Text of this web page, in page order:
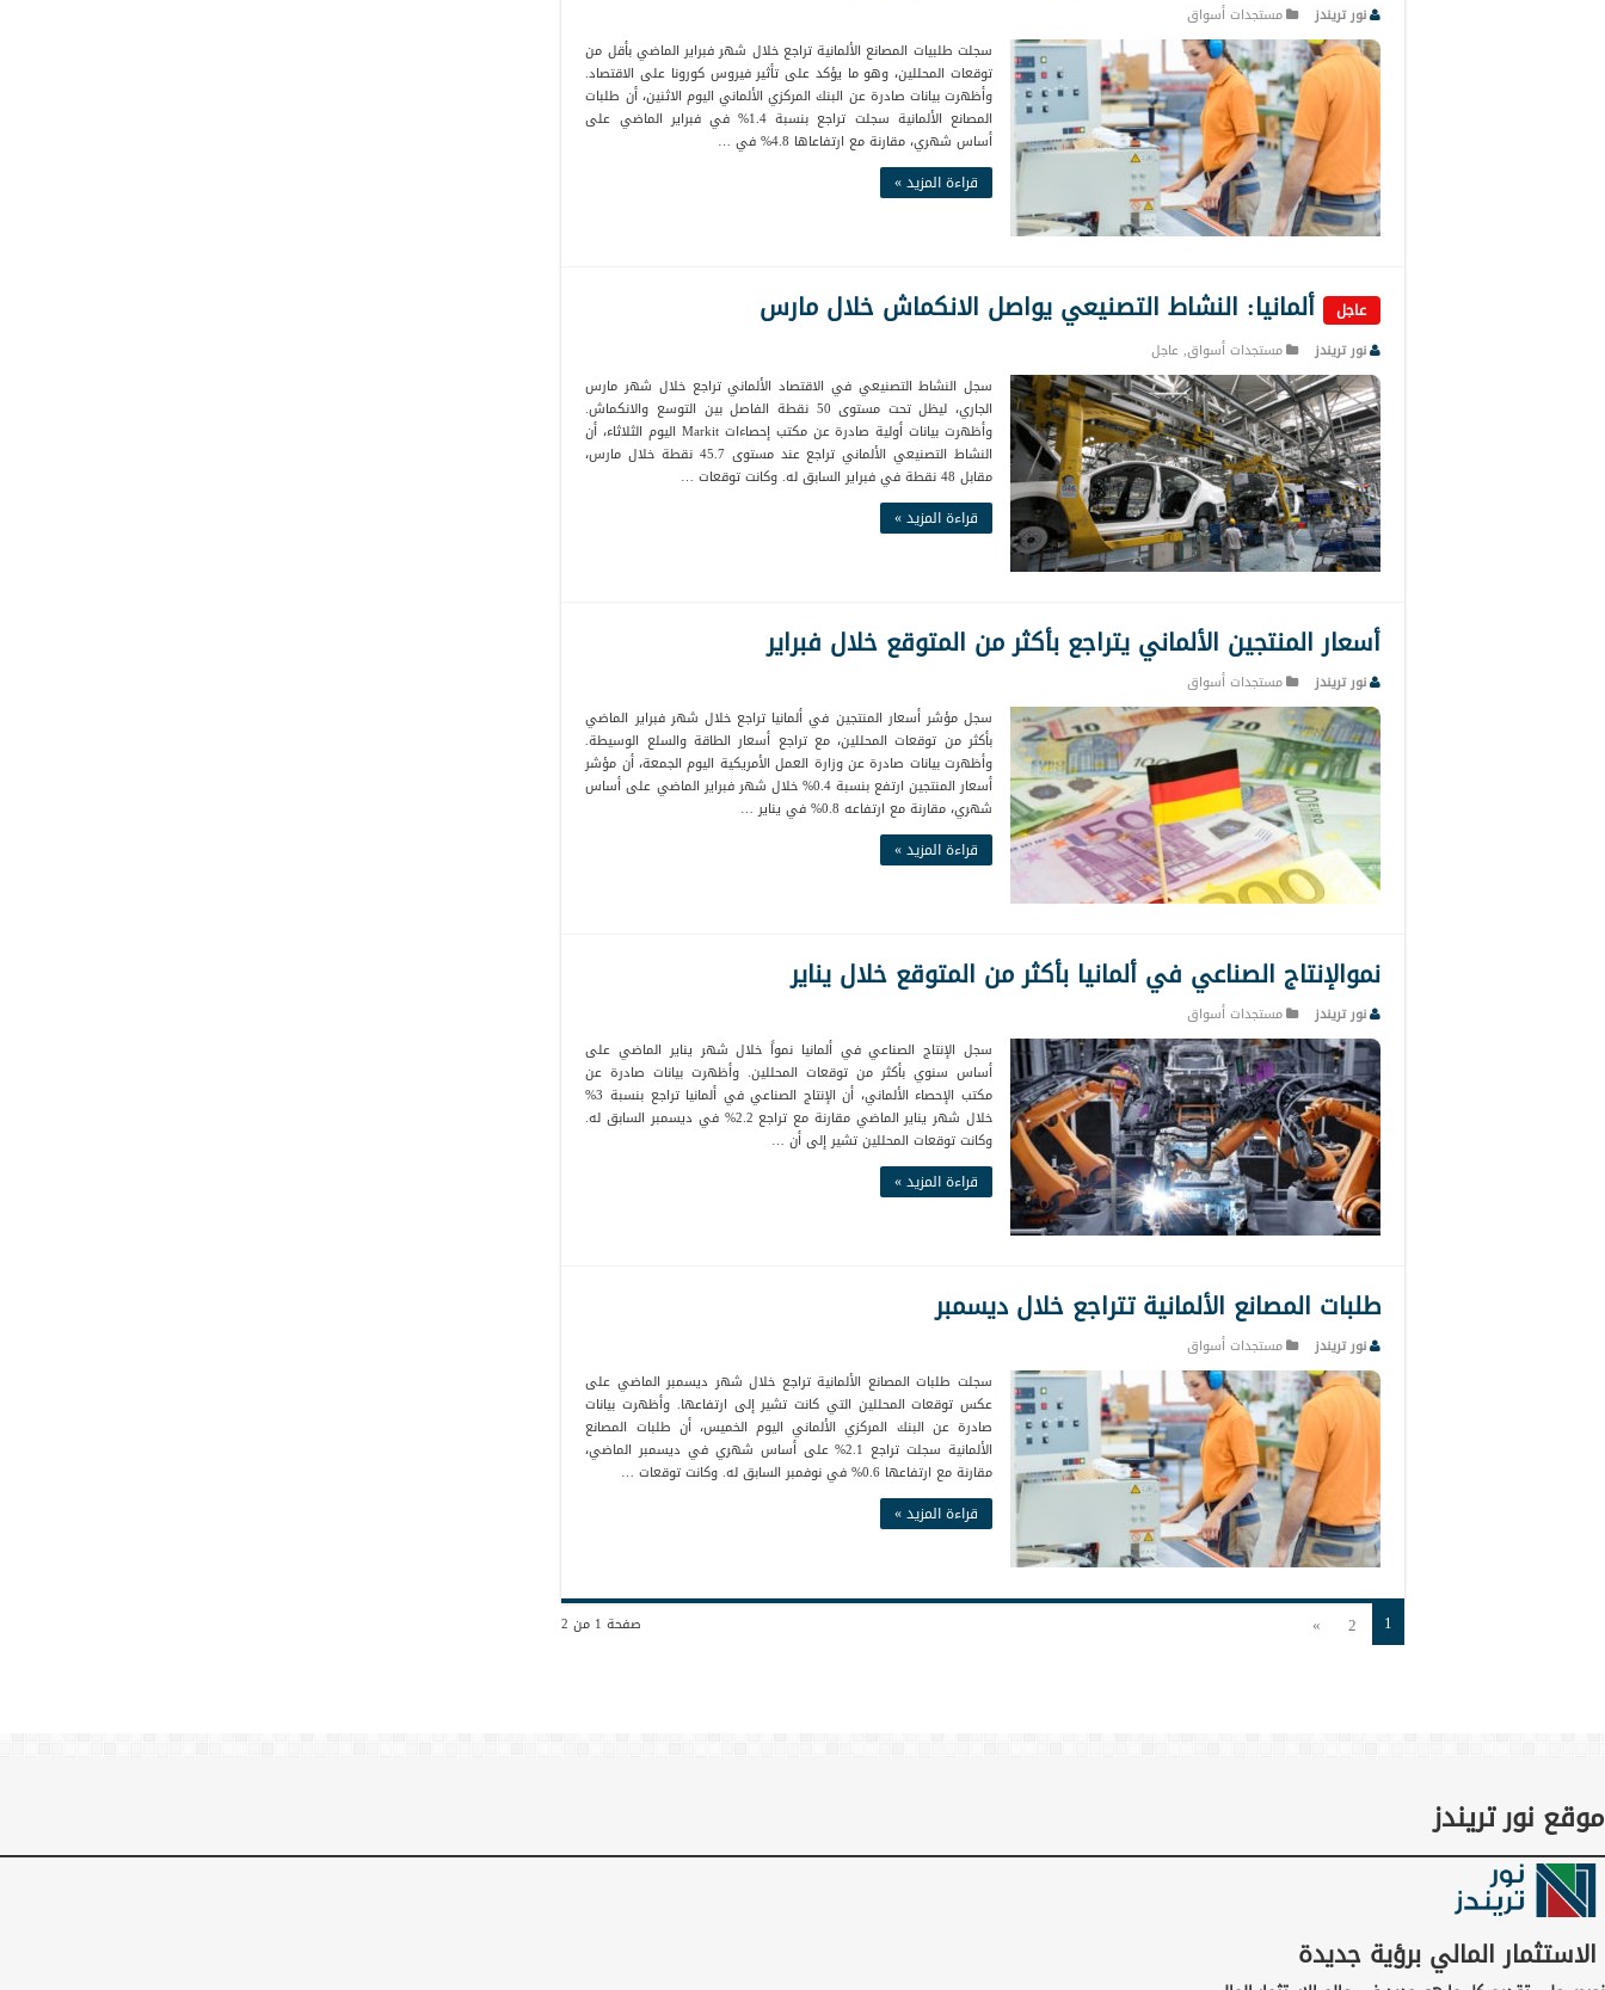
نور تريندز
مستجدات أسواق
سجلت طلبيات المصانع الألمانية تراجع خلال شهر فبراير الماضي بأقل من
توقعات المحللين، وهو ما يؤكد على تأثير فيروس كورونا على الاقتصاد.
وأظهرت بيانات صادرة عن البنك المركزي الألماني اليوم الاثنين، أن طلبات
المصانع الألمانية سجلت تراجع بنسبة 1.4% في فبراير الماضي على
أساس شهري، مقارنة مع ارتفاعاها 4.8% في …
قراءة المزيد »
عاجل ألمانيا: النشاط التصنيعي يواصل الانكماش خلال مارس
نور تريندز مستجدات أسواق, عاجل
سجل النشاط التصنيعي في الاقتصاد الألماني تراجع خلال شهر مارس
الجاري، ليظل تحت مستوى 50 نقطة الفاصل بين التوسع والانكماش.
وأظهرت بيانات أولية صادرة عن مكتب إحصاءات Markit اليوم الثلاثاء، أن
النشاط التصنيعي الألماني تراجع عند مستوى 45.7 نقطة خلال مارس،
مقابل 48 نقطة في فبراير السابق له. وكانت توقعات …
قراءة المزيد »
أسعار المنتجين الألماني يتراجع بأكثر من المتوقع خلال فبراير
نور تريندز
مستجدات أسواق
سجل مؤشر أسعار المنتجين في ألمانيا تراجع خلال شهر فبراير الماضي
بأكثر من توقعات المحللين، مع تراجع أسعار الطاقة والسلع الوسيطة.
وأظهرت بيانات صادرة عن وزارة العمل الأمريكية اليوم الجمعة، أن مؤشر
أسعار المنتجين ارتفع بنسبة 0.4% خلال شهر فبراير الماضي على أساس
شهري، مقارنة مع ارتفاعه 0.8% في يناير …
قراءة المزيد »
نموالإنتاج الصناعي في ألمانيا بأكثر من المتوقع خلال يناير
نور تريندز
مستجدات أسواق
سجل الإنتاج الصناعي في ألمانيا نمواً خلال شهر يناير الماضي على
أساس سنوي بأكثر من توقعات المحللين. وأظهرت بيانات صادرة عن
مكتب الإحصاء الألماني، أن الإنتاج الصناعي في ألمانيا تراجع بنسبة 3%
خلال شهر يناير الماضي مقارنة مع تراجع 2.2% في ديسمبر السابق له.
وكانت توقعات المحللين تشير إلى أن …
قراءة المزيد »
طلبات المصانع الألمانية تتراجع خلال ديسمبر
نور تريندز
مستجدات أسواق
سجلت طلبات المصانع الألمانية تراجع خلال شهر ديسمبر الماضي على
عكس توقعات المحللين التي كانت تشير إلى ارتفاعها. وأظهرت بيانات
صادرة عن البنك المركزي الألماني اليوم الخميس، أن طلبات المصانع
الألمانية سجلت تراجع 2.1% على أساس شهري في ديسمبر الماضي،
مقارنة مع ارتفاعها 0.6% في نوفمبر السابق له. وكانت توقعات …
قراءة المزيد »
صفحة 1 من 2 1
2
»
موقع نور تريندز
الاستثمار المالي برؤية جديدة